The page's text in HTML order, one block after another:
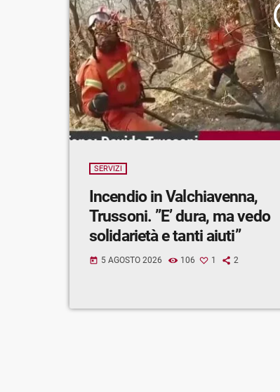
SERVIZI
Incendio in Valchiavenna,
Trussoni. ”E’ dura, ma vedo
solidarietà e tanti aiuti”
today 5 AGOSTO 2026 106 1 2